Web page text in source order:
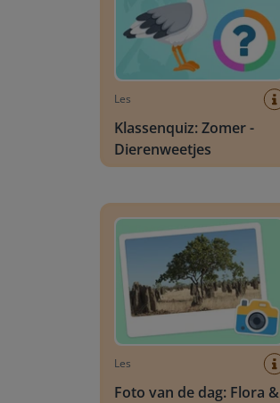
Les
Klassenquiz: Zomer -
Dierenweetjes
Les
Foto van de dag: Flora &